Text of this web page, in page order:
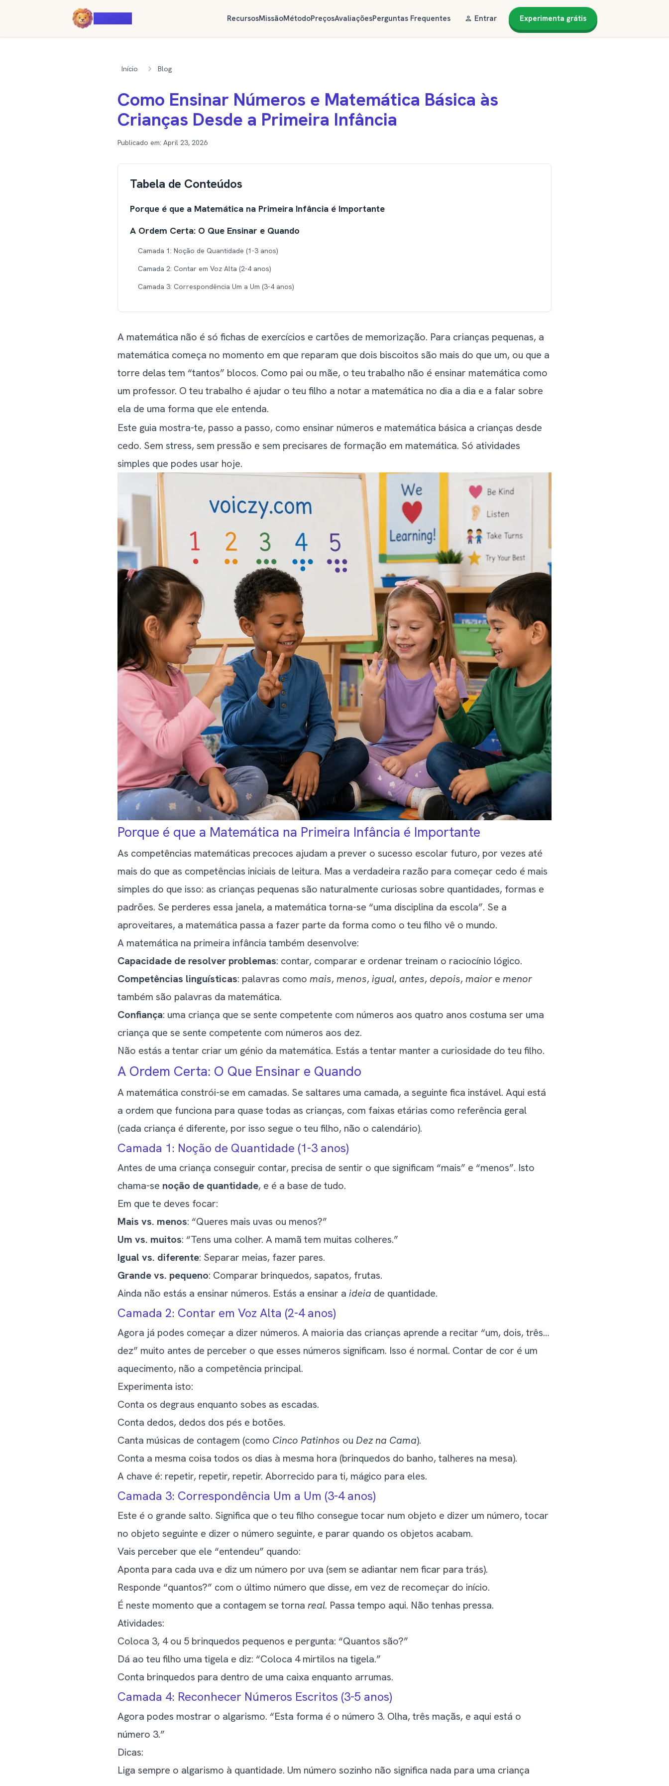
RecursosMissãoMétodoPreçosAvaliaçõesPerguntas Frequentes Entrar Experimenta grátis
Início Blog
Como Ensinar Números e Matemática Básica às
Crianças Desde a Primeira Infância
Publicado em: April 23, 2026
Tabela de Conteúdos
Porque é que a Matemática na Primeira Infância é Importante
A Ordem Certa: O Que Ensinar e Quando
Camada 1: Noção de Quantidade (1-3 anos)
Camada 2: Contar em Voz Alta (2-4 anos)
Camada 3: Correspondência Um a Um (3-4 anos)
Camada 6: Somar e Tirar de Forma Simples (4-6 anos)
Camada 7: Factos Básicos de Matemática e Cálculo Mental (5-7 anos)
Atividades Diárias que Ensinam Matemática Sem Parecer Matemática
Matemática no Supermercado
Matemática na Hora do Banho
Matemática em Passeios e Brincadeiras
Matemática na Hora de Dormir
Erros Comuns que os Pais Cometem (e Como Evitá-los)
Erro 1: Pressionar Demais, Demasiado Depressa
Erro 2: Ensinar Símbolos Antes do Significado
Erro 3: Só Contar, Nunca Comparar
Erro 4: Saltar a Repetição “Aborrecida”
Erro 5: Tornar a Matemática Emocional
Erro 6: Comparar com Outras Crianças
E Se o Meu Filho Não Gostar de Números?
Ecrãs e Aplicações de Matemática: Ajudam ou Prejudicam?
Um Plano Semanal que Podes Mesmo Seguir
Sinais de que o Teu Filho Está Pronto para a Camada Seguinte
Quando Procurar Ajuda Extra
Considerações Finais
A matemática não é só fichas de exercícios e cartões de memorização. Para crianças pequenas, a
matemática começa no momento em que reparam que dois biscoitos são mais do que um, ou que a
torre delas tem “tantos” blocos. Como pai ou mãe, o teu trabalho não é ensinar matemática como
um professor. O teu trabalho é ajudar o teu filho a notar a matemática no dia a dia e a falar sobre
ela de uma forma que ele entenda.
Este guia mostra-te, passo a passo, como ensinar números e matemática básica a crianças desde
cedo. Sem stress, sem pressão e sem precisares de formação em matemática. Só atividades
simples que podes usar hoje.
Porque é que a Matemática na Primeira Infância é Importante
As competências matemáticas precoces ajudam a prever o sucesso escolar futuro, por vezes até
mais do que as competências iniciais de leitura. Mas a verdadeira razão para começar cedo é mais
simples do que isso: as crianças pequenas são naturalmente curiosas sobre quantidades, formas e
padrões. Se perderes essa janela, a matemática torna-se “uma disciplina da escola”. Se a
aproveitares, a matemática passa a fazer parte da forma como o teu filho vê o mundo.
A matemática na primeira infância também desenvolve:
Capacidade de resolver problemas: contar, comparar e ordenar treinam o raciocínio lógico.
Competências linguísticas: palavras como mais, menos, igual, antes, depois, maior e menor
também são palavras da matemática.
Confiança: uma criança que se sente competente com números aos quatro anos costuma ser uma
criança que se sente competente com números aos dez.
Não estás a tentar criar um génio da matemática. Estás a tentar manter a curiosidade do teu filho.
A Ordem Certa: O Que Ensinar e Quando
A matemática constrói-se em camadas. Se saltares uma camada, a seguinte fica instável. Aqui está
a ordem que funciona para quase todas as crianças, com faixas etárias como referência geral
(cada criança é diferente, por isso segue o teu filho, não o calendário).
Camada 1: Noção de Quantidade (1-3 anos)
Antes de uma criança conseguir contar, precisa de sentir o que significam “mais” e “menos”. Isto
chama-se noção de quantidade, e é a base de tudo.
Em que te deves focar:
Mais vs. menos: “Queres mais uvas ou menos?”
Um vs. muitos: “Tens uma colher. A mamã tem muitas colheres.”
Igual vs. diferente: Separar meias, fazer pares.
Grande vs. pequeno: Comparar brinquedos, sapatos, frutas.
Ainda não estás a ensinar números. Estás a ensinar a ideia de quantidade.
Camada 2: Contar em Voz Alta (2-4 anos)
Agora já podes começar a dizer números. A maioria das crianças aprende a recitar “um, dois, três…
dez” muito antes de perceber o que esses números significam. Isso é normal. Contar de cor é um
aquecimento, não a competência principal.
Experimenta isto:
Conta os degraus enquanto sobes as escadas.
Conta dedos, dedos dos pés e botões.
Canta músicas de contagem (como Cinco Patinhos ou Dez na Cama).
Conta a mesma coisa todos os dias à mesma hora (brinquedos do banho, talheres na mesa).
A chave é: repetir, repetir, repetir. Aborrecido para ti, mágico para eles.
Camada 3: Correspondência Um a Um (3-4 anos)
Este é o grande salto. Significa que o teu filho consegue tocar num objeto e dizer um número, tocar
no objeto seguinte e dizer o número seguinte, e parar quando os objetos acabam.
Vais perceber que ele “entendeu” quando:
Aponta para cada uva e diz um número por uva (sem se adiantar nem ficar para trás).
Responde “quantos?” com o último número que disse, em vez de recomeçar do início.
É neste momento que a contagem se torna real. Passa tempo aqui. Não tenhas pressa.
Atividades:
Coloca 3, 4 ou 5 brinquedos pequenos e pergunta: “Quantos são?”
Dá ao teu filho uma tigela e diz: “Coloca 4 mirtilos na tigela.”
Conta brinquedos para dentro de uma caixa enquanto arrumas.
Camada 4: Reconhecer Números Escritos (3-5 anos)
Agora podes mostrar o algarismo. “Esta forma é o número 3. Olha, três maçãs, e aqui está o
número 3.”
Dicas:
Liga sempre o algarismo à quantidade. Um número sozinho não significa nada para uma criança